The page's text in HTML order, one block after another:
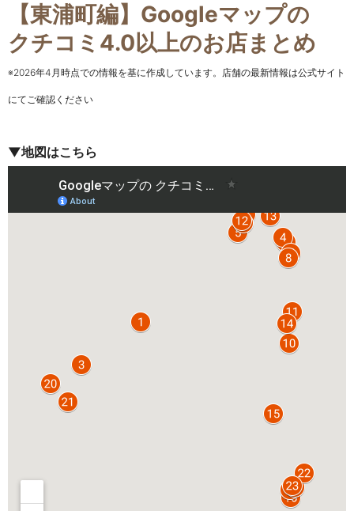
【東浦町編】 Googleマップの
クチコミ 4.0以上のお店まとめ
※2026年4月時点での情報を基に作成しています。店舗の最新情報は公式サイト
にてご確認ください
▼地図はこちら